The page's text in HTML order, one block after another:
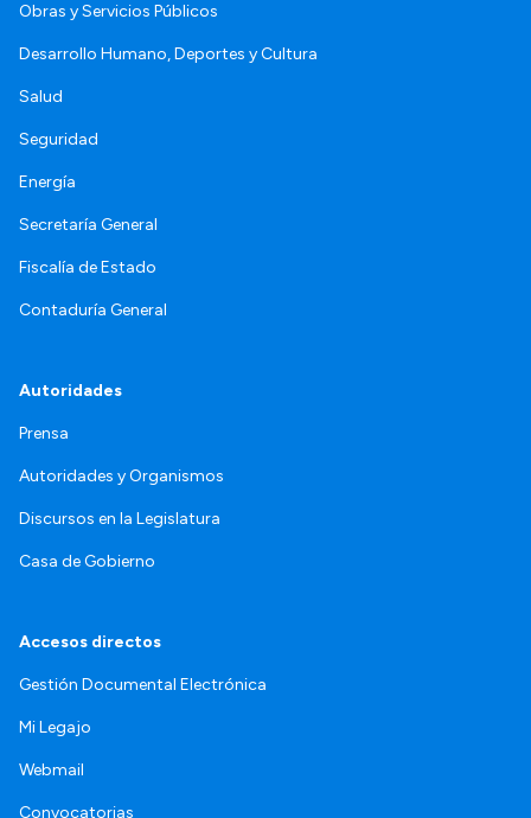
Obras y Servicios Públicos
Desarrollo Humano, Deportes y Cultura
Salud
Seguridad
Energía
Secretaría General
Fiscalía de Estado
Contaduría General
Autoridades
Prensa
Autoridades y Organismos
Discursos en la Legislatura
Casa de Gobierno
Accesos directos
Gestión Documental Electrónica
Mi Legajo
Webmail
Convocatorias